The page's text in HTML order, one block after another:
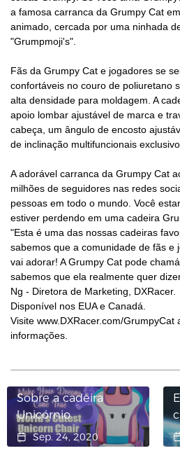
a famosa carranca da Grumpy Cat
animado, cercada por uma ninhada
"Grumpmoji's".
Fãs da Grumpy Cat e jogadores se
confortáveis ​​no couro de poliuretano
alta densidade para moldagem. A
apoio lombar ajustável de marca e
cabeça, um ângulo de encosto
de inclinação multifuncionais
A adorável carranca da Grumpy Cat
milhões de seguidores nas redes
pessoas em todo o mundo. Você
estiver perdendo em uma cadeira
"Esta é uma das nossas cadeiras
sabemos que a comunidade de fãs e
vai adorar! A Grumpy Cat pode
sabemos que ela realmente quer
Ng - Diretora de Marketing, DXRacer.
Disponível nos EUA e Canadá.
Visite www.DXRacer.com/GrumpyCat
informações.
Sobre a cadeira
Unicórnio
Sep. 24, 2020